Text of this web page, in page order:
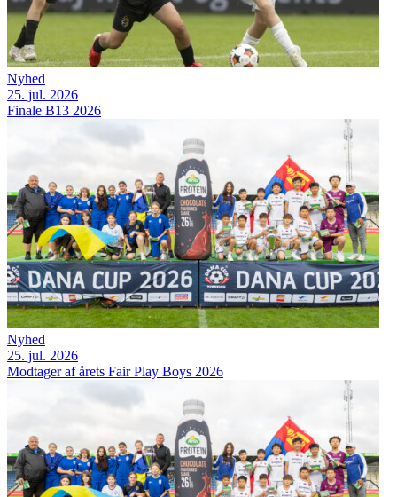
Nyhed
25. jul. 2026
Finale B13 2026
Nyhed
25. jul. 2026
Modtager af årets Fair Play Boys 2026